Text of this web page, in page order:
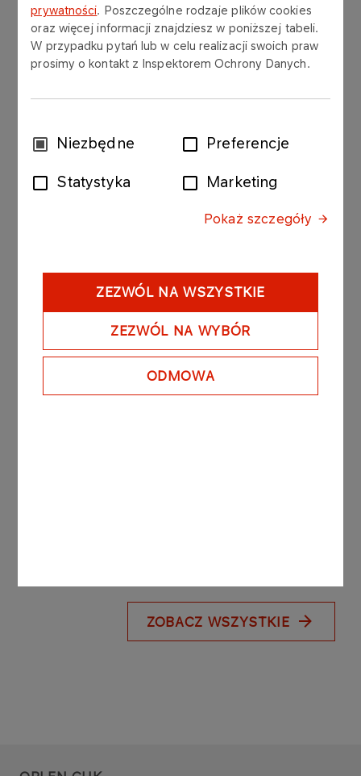
prywatności. Poszczególne rodzaje plików cookies
oraz więcej informacji znajdziesz w poniższej tabeli.
W przypadku pytań lub w celu realizacji swoich praw
prosimy o kontakt z Inspektorem Ochrony Danych.
WybórNiezbędne Preferencje
Statystyka Marketing
Pokaż szczegóły
ZEZWÓL NA WSZYSTKIE
ZEZWÓL NA WYBÓR
ODMOWA
Inne aktualności
2026
Więcej
Wspólna Energia Realna
Wyszogrodzie
ZOBACZ WSZYSTKIE